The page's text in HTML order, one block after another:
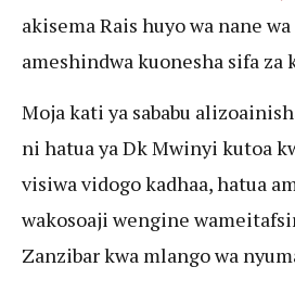
akisema Rais huyo wa nane
ameshindwa kuonesha sifa za
Moja kati ya sababu
ni hatua ya Dk Mwinyi kutoa
visiwa vidogo kadhaa, hatua
wakosoaji wengine
Zanzibar kwa mlango wa